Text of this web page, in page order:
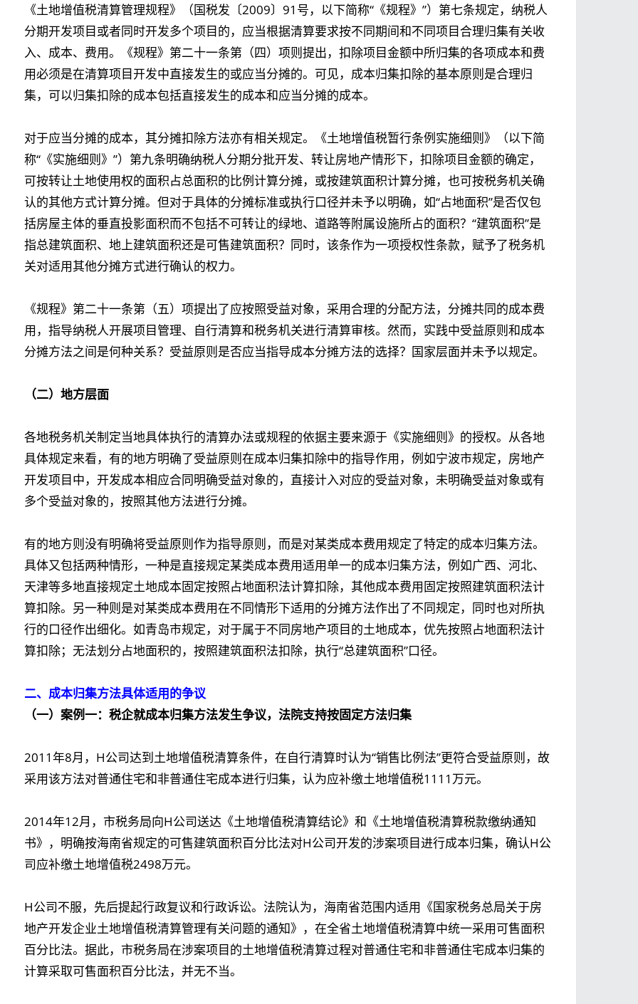
《土地增值税清算管理规程》（国税发〔2009〕91号，以下简称“《规程》”）第七条规定，纳税人
分期开发项目或者同时开发多个项目的，应当根据清算要求按不同期间和不同项目合理归集有关收
入、成本、费用。《规程》第二十一条第（四）项则提出，扣除项目金额中所归集的各项成本和费
用必须是在清算项目开发中直接发生的或应当分摊的。可见，成本归集扣除的基本原则是合理归
集，可以归集扣除的成本包括直接发生的成本和应当分摊的成本。
对于应当分摊的成本，其分摊扣除方法亦有相关规定。《土地增值税暂行条例实施细则》（以下简
称“《实施细则》”）第九条明确纳税人分期分批开发、转让房地产情形下，扣除项目金额的确定，
可按转让土地使用权的面积占总面积的比例计算分摊，或按建筑面积计算分摊，也可按税务机关确
认的其他方式计算分摊。但对于具体的分摊标准或执行口径并未予以明确，如“占地面积”是否仅包
括房屋主体的垂直投影面积而不包括不可转让的绿地、道路等附属设施所占的面积？“建筑面积”是
指总建筑面积、地上建筑面积还是可售建筑面积？同时，该条作为一项授权性条款，赋予了税务机
关对适用其他分摊方式进行确认的权力。
《规程》第二十一条第（五）项提出了应按照受益对象，采用合理的分配方法，分摊共同的成本费
用，指导纳税人开展项目管理、自行清算和税务机关进行清算审核。然而，实践中受益原则和成本
分摊方法之间是何种关系？受益原则是否应当指导成本分摊方法的选择？国家层面并未予以规定。
（二）地方层面
各地税务机关制定当地具体执行的清算办法或规程的依据主要来源于《实施细则》的授权。从各地
具体规定来看，有的地方明确了受益原则在成本归集扣除中的指导作用，例如宁波市规定，房地产
开发项目中，开发成本相应合同明确受益对象的，直接计入对应的受益对象，未明确受益对象或有
多个受益对象的，按照其他方法进行分摊。
有的地方则没有明确将受益原则作为指导原则，而是对某类成本费用规定了特定的成本归集方法。
具体又包括两种情形，一种是直接规定某类成本费用适用单一的成本归集方法，例如广西、河北、
天津等多地直接规定土地成本固定按照占地面积法计算扣除，其他成本费用固定按照建筑面积法计
算扣除。另一种则是对某类成本费用在不同情形下适用的分摊方法作出了不同规定，同时也对所执
行的口径作出细化。如青岛市规定，对于属于不同房地产项目的土地成本，优先按照占地面积法计
算扣除；无法划分占地面积的，按照建筑面积法扣除，执行“总建筑面积”口径。
二、成本归集方法具体适用的争议
（一）案例一：税企就成本归集方法发生争议，法院支持按固定方法归集
2011年8月，H公司达到土地增值税清算条件，在自行清算时认为“销售比例法”更符合受益原则，故
采用该方法对普通住宅和非普通住宅成本进行归集，认为应补缴土地增值税1111万元。
2014年12月，市税务局向H公司送达《土地增值税清算结论》和《土地增值税清算税款缴纳通知
书》，明确按海南省规定的可售建筑面积百分比法对H公司开发的涉案项目进行成本归集，确认H公
司应补缴土地增值税2498万元。
H公司不服，先后提起行政复议和行政诉讼。法院认为，海南省范围内适用《国家税务总局关于房
地产开发企业土地增值税清算管理有关问题的通知》，在全省土地增值税清算中统一采用可售面积
百分比法。据此，市税务局在涉案项目的土地增值税清算过程对普通住宅和非普通住宅成本归集的
计算采取可售面积百分比法，并无不当。